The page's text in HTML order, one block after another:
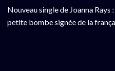
Nouveau single de Joanna
petite bombe signée de la